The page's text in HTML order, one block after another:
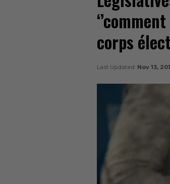
corps
Last Updated Nov 13,